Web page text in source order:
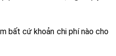
bất cứ khoản chi phí nào cho